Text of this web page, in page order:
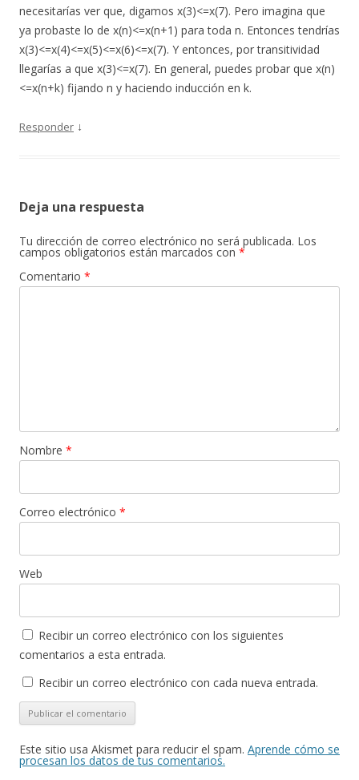
necesitarías ver que, digamos x(3)<=x(7). Pero imagina que
ya probaste lo de x(n)<=x(n+1) para toda n. Entonces tendrías
x(3)<=x(4)<=x(5)<=x(6)<=x(7). Y entonces, por transitividad
llegarías a que x(3)<=x(7). En general, puedes probar que x(n)
<=x(n+k) fijando n y haciendo inducción en k.
Responder ↓
Deja una respuesta
Tu dirección de correo electrónico no será publicada. Los
campos obligatorios están marcados con *
Comentario *
Nombre *
Correo electrónico *
Web
Recibir un correo electrónico con los siguientes
comentarios a esta entrada.
Recibir un correo electrónico con cada nueva entrada.
Este sitio usa Akismet para reducir el spam. Aprende cómo se
procesan los datos de tus comentarios.